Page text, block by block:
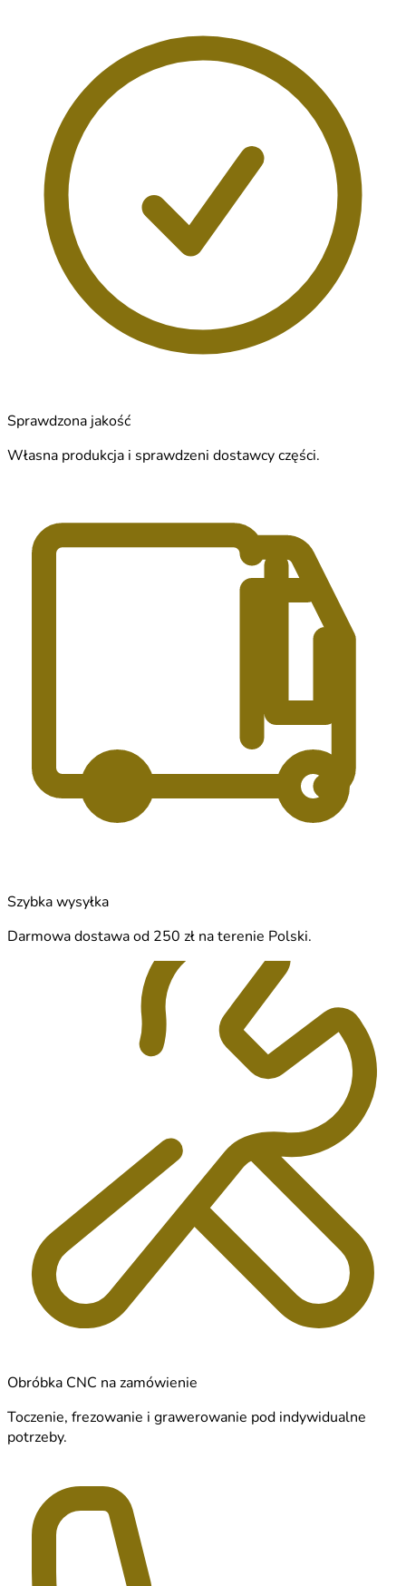
Sprawdzona jakość
Własna produkcja i sprawdzeni dostawcy części.
Szybka wysyłka
Darmowa dostawa od 250 zł na terenie Polski.
Obróbka CNC na zamówienie
Toczenie, frezowanie i grawerowanie pod indywidualne
potrzeby.